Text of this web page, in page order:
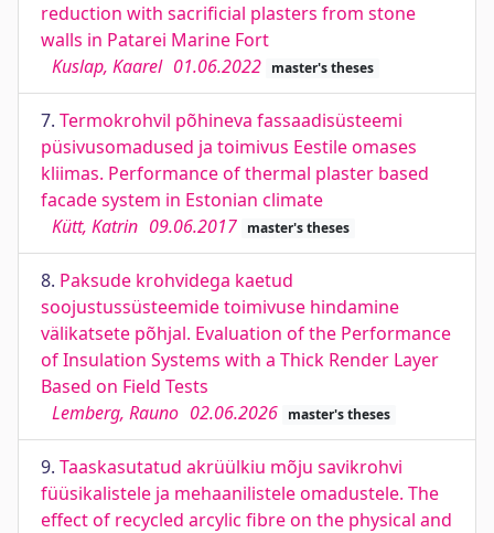
reduction with sacrificial plasters from stone
walls in Patarei Marine Fort
Kuslap, Kaarel 01.06.2022 master's theses
7. Termokrohvil põhineva fassaadisüsteemi
püsivusomadused ja toimivus Eestile omases
kliimas. Performance of thermal plaster based
facade system in Estonian climate
Kütt, Katrin 09.06.2017 master's theses
8. Paksude krohvidega kaetud
soojustussüsteemide toimivuse hindamine
välikatsete põhjal. Evaluation of the Performance
of Insulation Systems with a Thick Render Layer
Based on Field Tests
Lemberg, Rauno 02.06.2026 master's theses
9. Taaskasutatud akrüülkiu mõju savikrohvi
füüsikalistele ja mehaanilistele omadustele. The
effect of recycled arcylic fibre on the physical and